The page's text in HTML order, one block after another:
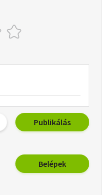
Publikálás
Belépek